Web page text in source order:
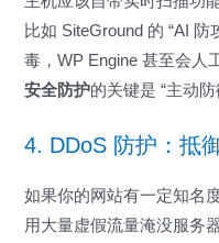
比如 SiteGround 的 “AI
毒，WP Engine 甚至会人
安全防护的关键是 “主动
4. DDoS 防护：抵
如果你的网站有一定知名
用大量虚假流量淹没服务